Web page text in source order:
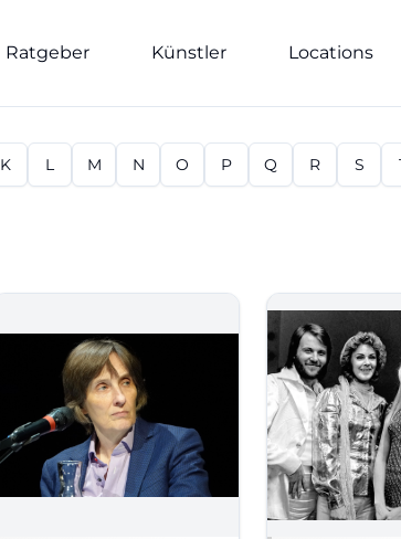
Ratgeber Künstler Locations
K L M N O P Q R S